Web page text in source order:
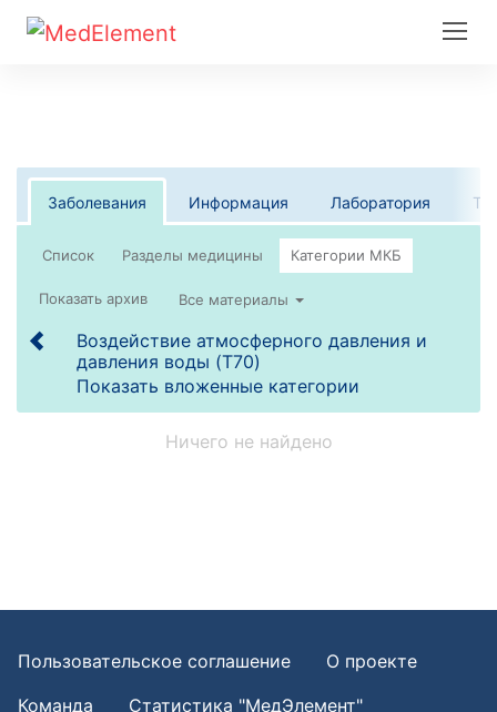
Заболевания Информация Лаборатория
Список
Все материалы
Воздействие атмосферного давления и
давления воды (T70)
Показать вложенные категории
Ничего не найдено
Пользовательское соглашение
О проекте
Команда
Статистика "МедЭлемент"